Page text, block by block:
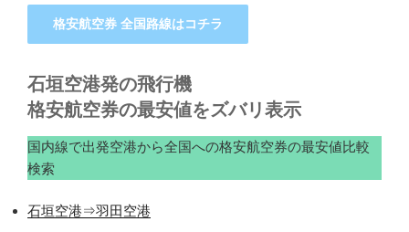
格安航空券 全国路線はコチラ
石垣空港発の飛行機
格安航空券の最安値をズバリ表示
国内線で出発空港から全国への格安航空券の最安値比較
検索
石垣空港⇒羽田空港